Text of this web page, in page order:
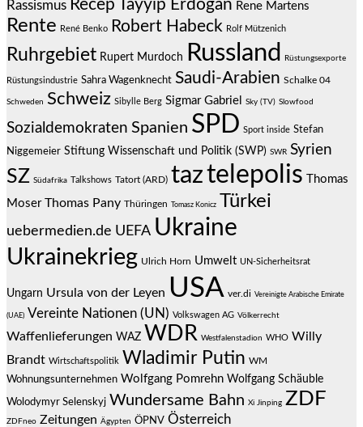
Rassismus Recep Tayyip Erdoğan Rene Martens
Rente René Benko Robert Habeck Rolf Mützenich
Ruhrgebiet Rupert Murdoch Russland Rüstungsexporte
Rüstungsindustrie Sahra Wagenknecht Saudi-Arabien Schalke 04
Schweden Schweiz Sibylle Berg Sigmar Gabriel Sky (TV) Slowfood
Sozialdemokraten Spanien SPD Sport inside Stefan
Niggemeier Stiftung Wissenschaft und Politik (SWP) SWR Syrien
SZ Südafrika Talkshows Tatort (ARD) taztelepolis Thomas
Moser Thomas Pany Thüringen Tomasz Konicz Türkei
uebermedien.de UEFA Ukraine
Ukrainekrieg Ulrich Horn Umwelt UN-Sicherheitsrat
Ungarn Ursula von der Leyen USA ver.di Vereinigte Arabische Emirate
(UAE) Vereinte Nationen (UN) Volkswagen AG Völkerrecht
Waffenlieferungen WAZ WDR Westfalenstadion WHO Willy
Brandt Wirtschaftspolitik Wladimir Putin WM
Wohnungsunternehmen Wolfgang Pomrehn Wolfgang Schäuble
Wolodymyr Selenskyj Wundersame Bahn Xi Jinping ZDF
ZDFneo Zeitungen Ägypten ÖPNV Österreich